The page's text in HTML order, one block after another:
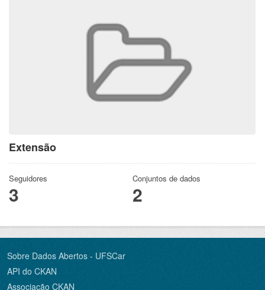
Extensão
Seguidores
3
Conjuntos de dados
2
Sobre Dados Abertos - UFSCar
API do CKAN
Associação CKAN